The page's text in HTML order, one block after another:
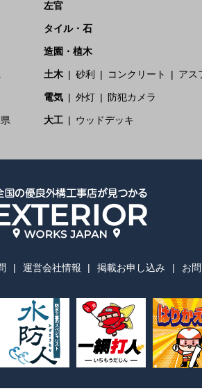
左官
タイル・石
造園・植木
土木 砂利 コンクリート アス
電気 外灯 防犯カメラ
大工 ウッドデッキ
運営会社情報 掲載お申し込み お